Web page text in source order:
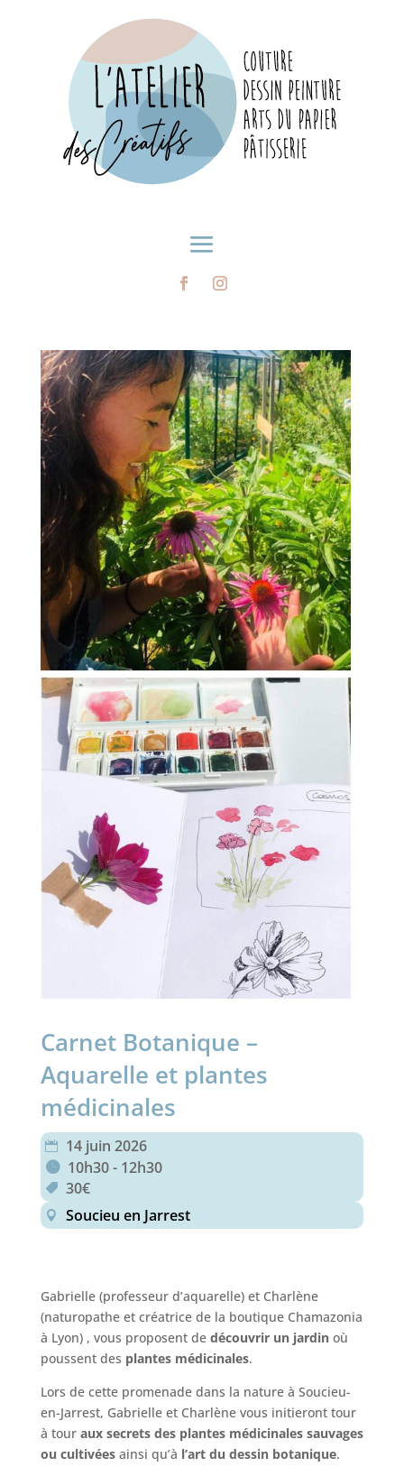
Carnet Botanique –
Aquarelle et plantes
médicinales
14 juin 2026
10h30 - 12h30
30€
Soucieu en Jarrest
Gabrielle (professeur d’aquarelle) et Charlène
(naturopathe et créatrice de la boutique Chamazonia
à Lyon) , vous proposent de découvrir un jardinoù
poussent des plantes médicinales.
Lors de cette promenade dans la nature à Soucieu-
en-Jarrest, Gabrielle et Charlène vous initieront tour
à tour aux secrets des plantes médicinales sauvages
ou cultivéesainsi qu’à l’art du dessin botanique.